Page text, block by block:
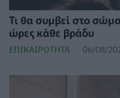
Τι θα συμβεί στο
ώρες κάθε βράδυ
ΕΠΙΚΑΙΡΌΤΗΤΑ 06/08/